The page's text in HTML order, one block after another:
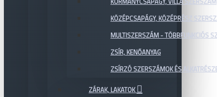
KÖZÉPCSAPÁGY, KÖZÉPRÉSZ
MULTISZERSZÁM - TÖBBFUNKCIÓS
ZSÍR, KENŐANYAG
ZSÍRZÓ SZERSZÁMOK ÉS
ZÁRAK, LAKATOK